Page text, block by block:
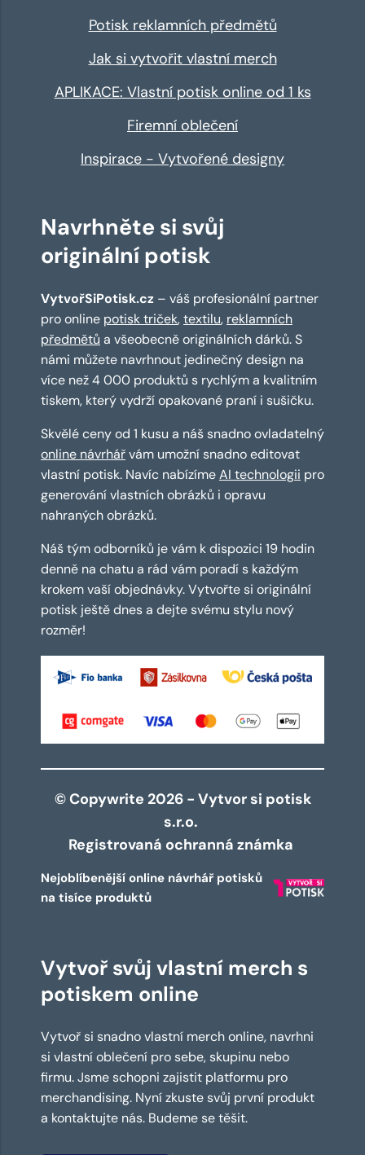
Potisk reklamních předmětů
Jak si vytvořit vlastní merch
APLIKACE: Vlastní potisk online od 1 ks
Firemní oblečení
Inspirace - Vytvořené designy
Navrhněte si svůj
originální potisk
VytvořSiPotisk.cz – váš profesionální partner
pro online potisk triček,textilu, reklamních
předmětů a všeobecně originálních dárků. S
námi můžete navrhnout jedinečný design na
více než 4 000 produktů s rychlým a kvalitním
tiskem, který vydrží opakované praní i sušičku.
Skvělé ceny od 1 kusu a náš snadno ovladatelný
online návrhářvám umožní snadno editovat
vlastní potisk. Navíc nabízímeAI technologii pro
generování vlastních obrázků i opravu
nahraných obrázků.
Náš tým odborníků je vám k dispozici 19 hodin
denně na chatu a rád vám poradí s každým
krokem vaší objednávky. Vytvořte si originální
potisk ještě dnes a dejte svému stylu nový
rozměr!
© Copywrite 2026 - Vytvor si potisk
s.r.o.
Registrovaná ochranná známka
Nejoblíbenější online návrhář potisků
na tisíce produktů
Vytvoř svůj vlastní merch s
potiskem online
Vytvoř si snadno vlastní merch online, navrhni
si vlastní oblečení pro sebe, skupinu nebo
firmu. Jsme schopni zajistit platformu pro
merchandising. Nyní zkuste svůj první produkt
a kontaktujte nás. Budeme se těšit.